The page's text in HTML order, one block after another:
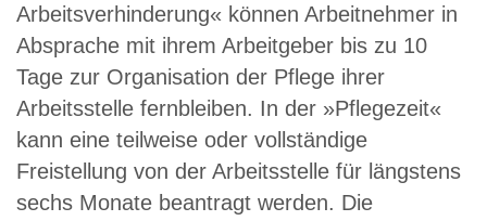
Arbeitsverhinderung« können Arbeitnehmer in
Absprache mit ihrem Arbeitgeber bis zu 10
Tage zur Organisation der Pflege ihrer
Arbeitsstelle fernbleiben. In der »Pflegezeit«
kann eine teilweise oder vollständige
Freistellung von der Arbeitsstelle für längstens
sechs Monate beantragt werden. Die